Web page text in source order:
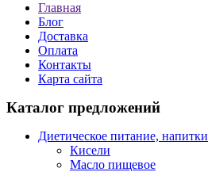
Главная
Блог
Доставка
Оплата
Контакты
Карта сайта
Каталог предложений
Диетическое питание, напитки
Кисели
Масло пищевое